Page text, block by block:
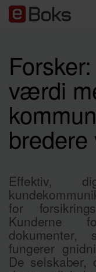
værdi
Effektiv,
for
Kunderne
dokumenter,
fungerer
De selskaber,